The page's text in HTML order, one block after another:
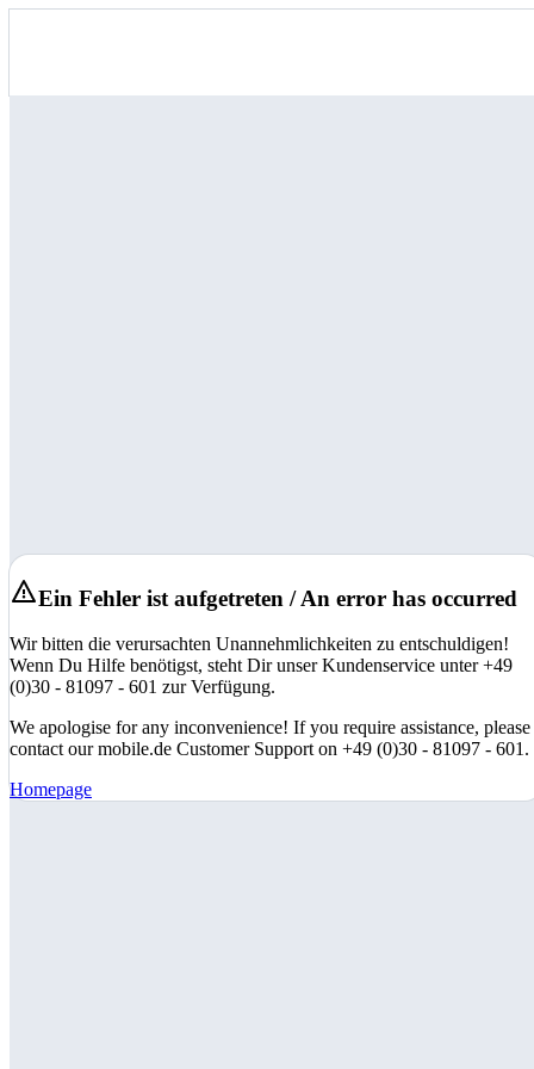
Ein Fehler ist aufgetreten / An error has occurred
Wir bitten die verursachten Unannehmlichkeiten zu entschuldigen!
Wenn Du Hilfe benötigst, steht Dir unser Kundenservice unter +49
(0)30 - 81097 - 601 zur Verfügung.
We apologise for any inconvenience! If you require assistance, please
contact our mobile.de Customer Support on +49 (0)30 - 81097 - 601.
Homepage